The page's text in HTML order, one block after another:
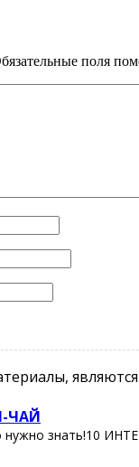
поля
ЧАЙ
нужно знать!10